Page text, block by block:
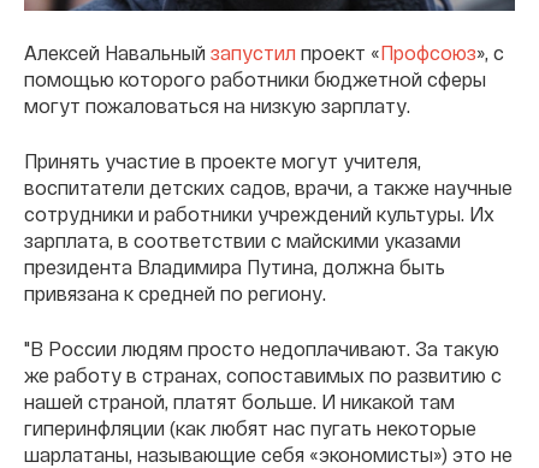
Алексей Навальный запустил проект «Профсоюз», с
помощью которого работники бюджетной сферы
могут пожаловаться на низкую зарплату.
Принять участие в проекте могут учителя,
воспитатели детских садов, врачи, а также научные
сотрудники и работники учреждений культуры. Их
зарплата, в соответствии с майскими указами
президента Владимира Путина, должна быть
привязана к средней по региону.
"В России людям просто недоплачивают. За такую
же работу в странах, сопоставимых по развитию с
нашей страной, платят больше. И никакой там
гиперинфляции (как любят нас пугать некоторые
шарлатаны, называющие себя «экономисты») это не